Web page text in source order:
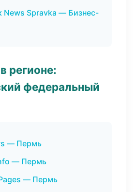
News Spravka — Бизнес-
регионе:
федеральный
— Пермь
— Пермь
— Пермь